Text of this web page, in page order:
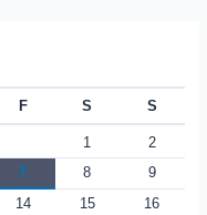
F S S
1
2
7 8
9
14 15
16